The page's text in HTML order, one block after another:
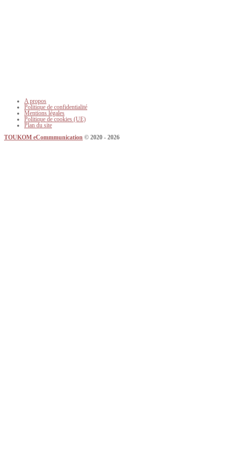
A propos
Politique de confidentialité
Mentions légales
Politique de cookies (UE)
Plan du site
TOUKOM eCommmunication © 2020 - 2026